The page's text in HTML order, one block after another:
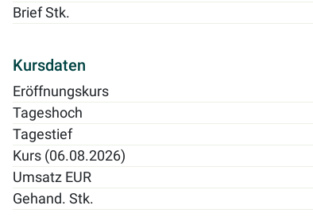
Brief Stk.
Kursdaten
Eröffnungskurs
Tageshoch
Tagestief
Kurs (06.08.2026)
Umsatz EUR
Gehand. Stk.